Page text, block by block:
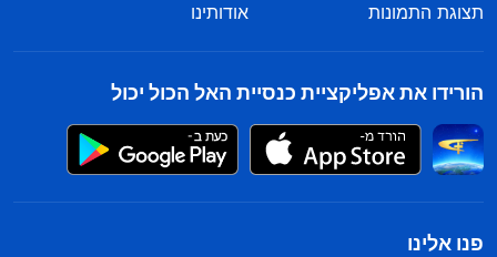
תצוגת התמונות
אודותינו
הורידו את אפליקציית כנסיית האל הכול יכול
פנו אלינו